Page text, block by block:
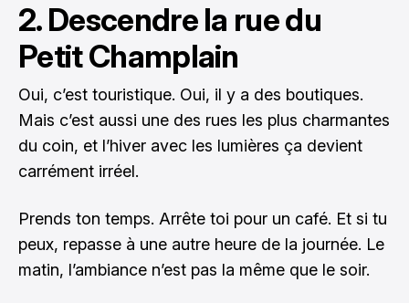
2. Descendre la rue du
Petit Champlain
Oui, c’est touristique. Oui, il y a des boutiques.
Mais c’est aussi une des rues les plus charmantes
du coin, et l’hiver avec les lumières ça devient
carrément irréel.
Prends ton temps. Arrête toi pour un café. Et si tu
peux, repasse à une autre heure de la journée. Le
matin, l’ambiance n’est pas la même que le soir.